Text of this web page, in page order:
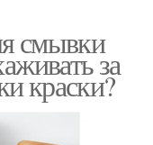
смывки
за
краски?